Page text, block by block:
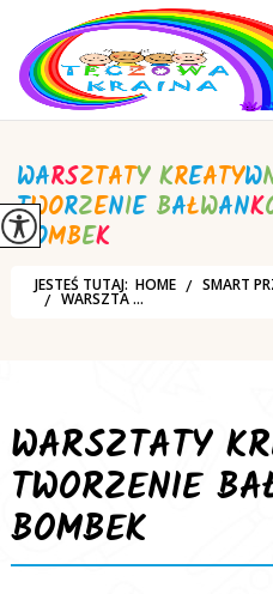
WARSZTATY KREATYW
TWORZENIE BAŁWANK
BOMBEK
JESTEŚ TUTAJ: HOME SMART
WARSZTA ...
WARSZTATY
TWORZENIE
BOMBEK